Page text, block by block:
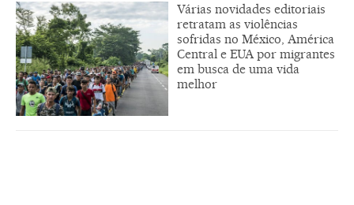
Várias novidades editoriais
retratam as violências
sofridas no México, América
Central e EUA por migrantes
em busca de uma vida
melhor